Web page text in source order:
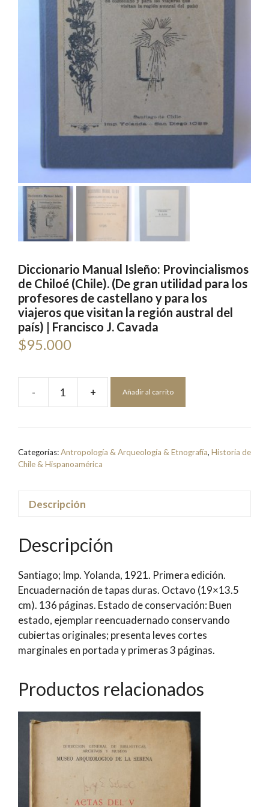
Diccionario Manual Isleño: Provincialismos
de Chiloé (Chile). (De gran utilidad para los
profesores de castellano y para los
viajeros que visitan la región austral del
país) | Francisco J. Cavada
$95.000
-
Diccionario
Isleño:
de
para
profesores
de
castellano
y
para
los
que
visitan
la
austral
del
Francisco
+ Añadir al carrito
Categorías:Antropología & Arqueología & Etnografía, Historia de
Chile & Hispanoamérica
Descripción
Descripción
Santiago; Imp. Yolanda, 1921. Primera edición.
Encuadernación de tapas duras. Octavo (19×13.5
cm). 136 páginas. Estado de conservación: Buen
estado, ejemplar reencuadernado conservando
cubiertas originales; presenta leves cortes
marginales en portada y primeras 3 páginas.
Productos relacionados